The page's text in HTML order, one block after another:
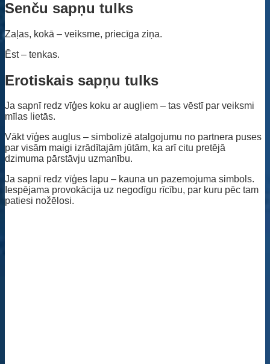
Senču sapņu tulks
Zaļas, kokā – veiksme, priecīga ziņa.
Ēst – tenkas.
Erotiskais sapņu tulks
Ja sapnī redz vīģes koku ar augļiem – tas vēstī par veiksmi
mīlas lietās.
Vākt vīģes augļus – simbolizē atalgojumu no partnera puses
par visām maigi izrādītajām jūtām, ka arī citu pretējā
dzimuma pārstāvju uzmanību.
Ja sapnī redz vīģes lapu – kauna un pazemojuma simbols.
Iespējama provokācija uz negodīgu rīcību, par kuru pēc tam
patiesi nožēlosi.